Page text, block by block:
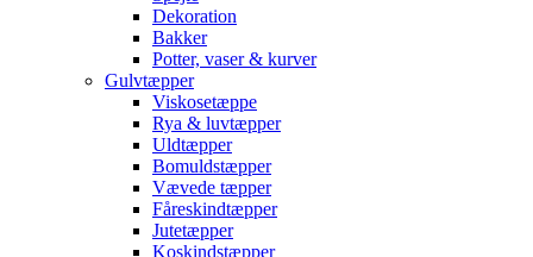
Dekoration
Bakker
Potter, vaser & kurver
Gulvtæpper
Viskosetæppe
Rya & luvtæpper
Uldtæpper
Bomuldstæpper
Vævede tæpper
Fåreskindtæpper
Jutetæpper
Koskindstæpper